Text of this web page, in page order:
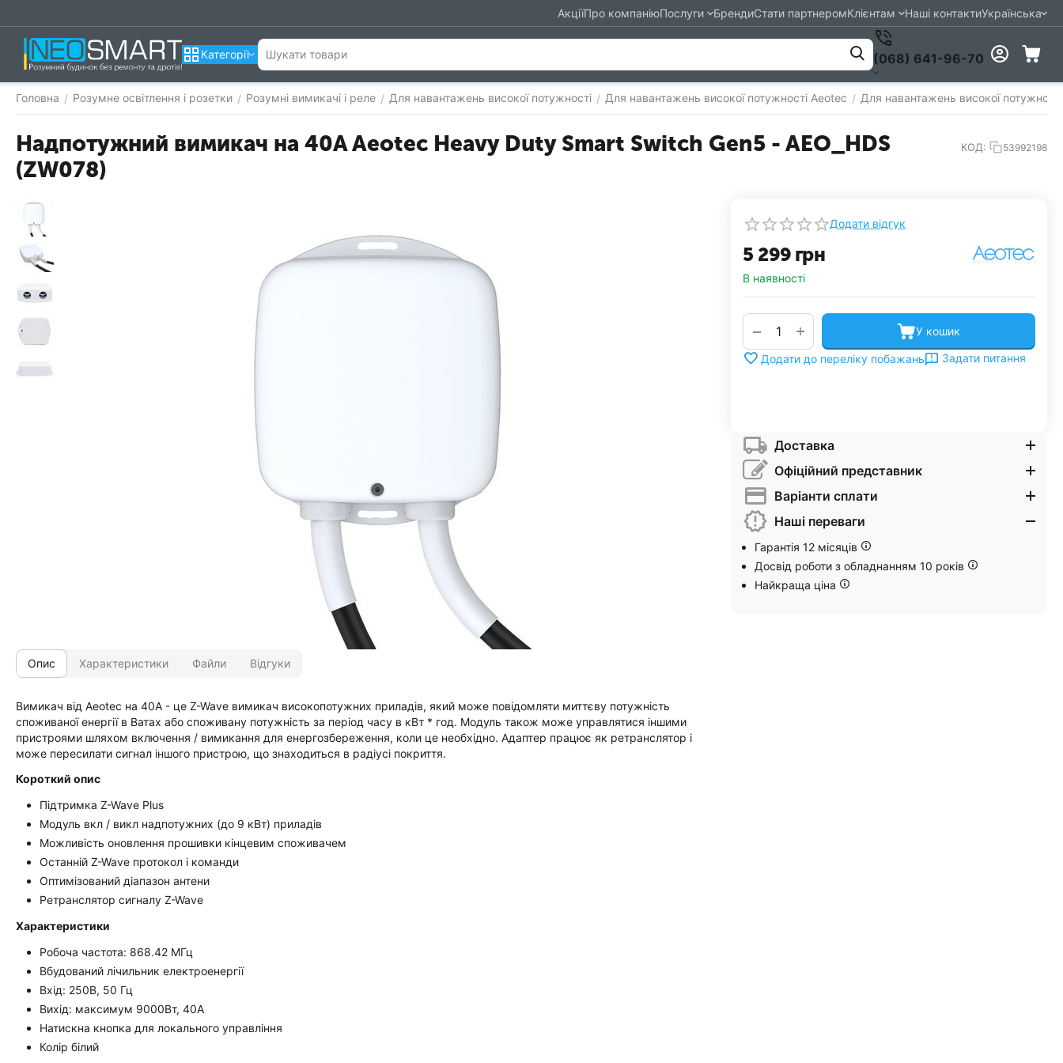
АкціїПро компаніюПослуги БрендиСтати партнеромКлієнтам Наші контактиУкраїнська
Категорії (068) 641-96-70
Головна / Розумне освітлення і розетки / Розумні вимикачі і реле / Для навантажень високої потужності / Для навантажень високої потужності Aeotec / Для навантажень високої
Надпотужний вимикач на 40A Aeotec Heavy Duty Smart Switch Gen5 - AEO_HDS
(ZW078)
КОД: 53992198
Додати відгук
5 299 грн
В наявності
+
− У кошик
Додати до переліку побажань Задати питання
Доставка
Офіційний представник
Варіанти сплати
Наші переваги
Гарантія 12 місяців
Досвід роботи з обладнанням 10 років
Найкраща ціна
Опис Характеристики Файли Відгуки
Вимикач від Aeotec на 40А - це Z-Wave вимикач високопотужних приладів, який може повідомляти миттєву потужність
споживаної енергії в Ватах або споживану потужність за період часу в кВт * год. Модуль також може управлятися іншими
пристроями шляхом включення / вимикання для енергозбереження, коли це необхідно. Адаптер працює як ретранслятор і
може пересилати сигнал іншого пристрою, що знаходиться в радіусі покриття.
Короткий опис
Підтримка Z-Wave Plus
Модуль вкл / викл надпотужних (до 9 кВт) приладів
Можливість оновлення прошивки кінцевим споживачем
Останній Z-Wave протокол і команди
Оптимізований діапазон антени
Ретранслятор сигналу Z-Wave
Xарактеристики
Робоча частота: 868.42 МГц
Вбудований лічильник електроенергії
Вхід: 250В, 50 Гц
Вихід: максимум 9000Вт, 40А
Натискна кнопка для локального управління
Колір білий